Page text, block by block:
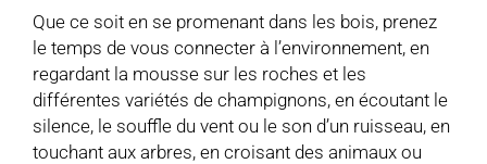
Que ce soit en se promenant dans les bois, prenez
le temps de vous connecter à l’environnement, en
regardant la mousse sur les roches et les
différentes variétés de champignons, en écoutant le
silence, le souffle du vent ou le son d’un ruisseau, en
touchant aux arbres, en croisant des animaux ou